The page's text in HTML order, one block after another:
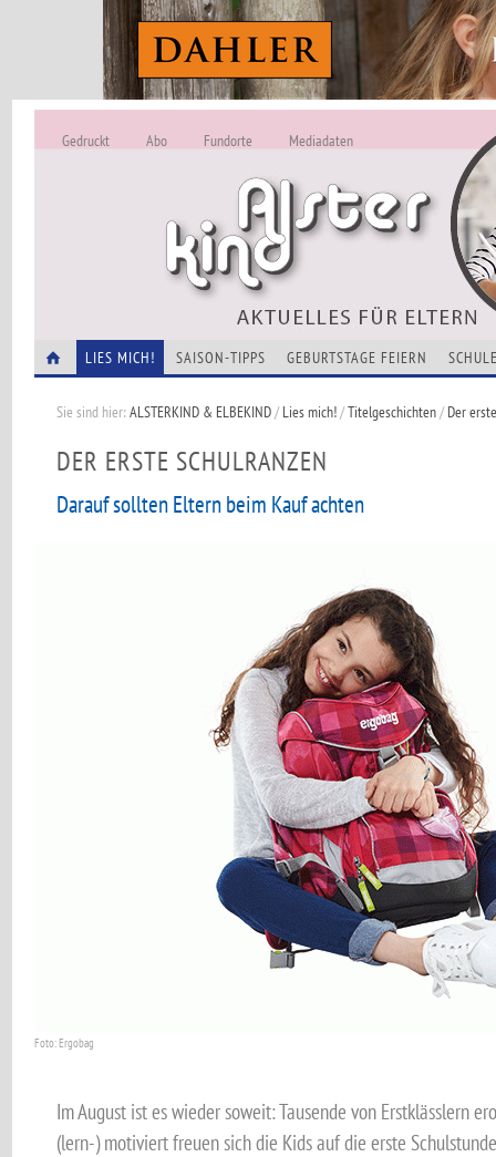
ALSTERKIND -
Alles Neu
Gedruckt Abo Fundorte Mediadaten
LIES MICH! SAISON-TIPPS GEBURTSTAGE FEIERN
Sie sind hier:ALSTERKIND & ELBEKIND/Lies mich!/Titelgeschichten/Der
DER ERSTE SCHULRANZEN
Darauf sollten Eltern beim Kauf achten
Foto: Ergobag
Im August ist es wieder soweit: Tausende von Erstklässlern
(lern-) motiviert freuen sich die Kids auf die erste